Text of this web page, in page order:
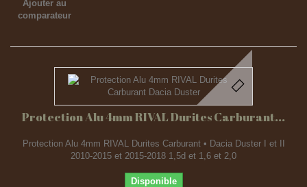
Ajouter au
comparateur
Protection Alu 4mm RIVAL Durites Carburant...
Protection Alu 4mm RIVAL Durites Carburant • Dacia Duster I et II
2010-2015 et 2015-2018 1,5d et 1,6 et 2,0
Disponible